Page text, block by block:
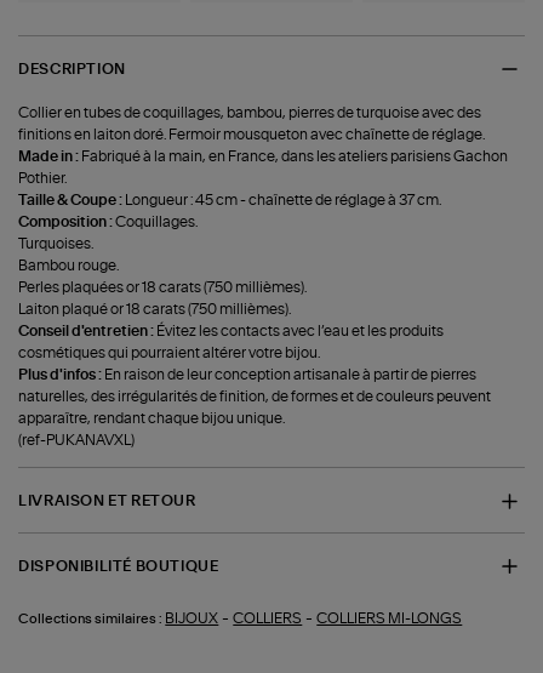
DESCRIPTION
Collier en tubes de coquillages, bambou, pierres de turquoise avec des
finitions en laiton doré. Fermoir mousqueton avec chaînette de réglage.
Made in : Fabriqué à la main, en France, dans les ateliers parisiens Gachon
Pothier.
Taille & Coupe : Longueur : 45 cm - chaînette de réglage à 37 cm.
Composition :Coquillages.
Turquoises.
Bambou rouge.
Perles plaquées or 18 carats (750 millièmes).
Laiton plaqué or 18 carats (750 millièmes).
Conseil d'entretien : Évitez les contacts avec l’eau et les produits
cosmétiques qui pourraient altérer votre bijou.
Plus d'infos : En raison de leur conception artisanale à partir de pierres
naturelles, des irrégularités de finition, de formes et de couleurs peuvent
apparaître, rendant chaque bijou unique.
(ref-PUKANAVXL)
LIVRAISON ET RETOUR
DISPONIBILITÉ BOUTIQUE
Collections similaires : BIJOUX -COLLIERS -COLLIERS MI-LONGS